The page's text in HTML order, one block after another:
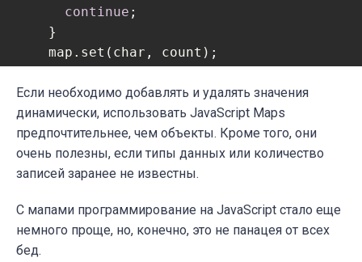
continue ;
    }
    map.set(char, count);
return map.size === 0 ;
}
Если необходимо добавлять и удалять значения
динамически, использовать JavaScript Maps
предпочтительнее, чем объекты. Кроме того, они
очень полезны, если типы данных или количество
записей заранее не известны.
С мапами программирование на JavaScript стало еще
немного проще, но, конечно, это не панацея от всех
бед.